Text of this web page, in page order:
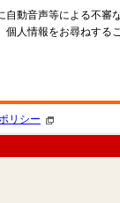
自動音声等による不審
個人情報をお尋ねする
リシー